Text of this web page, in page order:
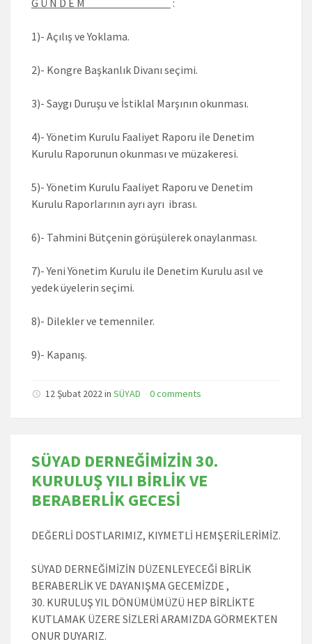
1)- Açılış ve Yoklama.
2)- Kongre Başkanlık Divanı seçimi.
3)- Saygı Duruşu ve İstiklal Marşının okunması.
4)- Yönetim Kurulu Faaliyet Raporu ile Denetim
Kurulu Raporunun okunması ve müzakeresi.
5)- Yönetim Kurulu Faaliyet Raporu ve Denetim
Kurulu Raporlarının ayrı ayrı ibrası.
6)- Tahmini Bütçenin görüşülerek onaylanması.
7)- Yeni Yönetim Kurulu ile Denetim Kurulu asıl ve
yedek üyelerin seçimi.
8)- Dilekler ve temenniler.
9)- Kapanış.
12 Şubat 2022 in SÜYAD 0 comments
SÜYAD DERNEĞİMİZİN 30.
KURULUŞ YILI BİRLİK VE
BERABERLİK GECESİ
DEĞERLİ DOSTLARIMIZ, KIYMETLİ HEMŞERİLERİMİZ.
SÜYAD DERNEĞİMİZİN DÜZENLEYECEĞİ BİRLİK
BERABERLİK VE DAYANIŞMA GECEMİZDE ,
30. KURULUŞ YIL DÖNÜMÜMÜZÜ HEP BİRLİKTE
KUTLAMAK ÜZERE SİZLERİ ARAMIZDA GÖRMEKTEN
ONUR DUYARIZ.